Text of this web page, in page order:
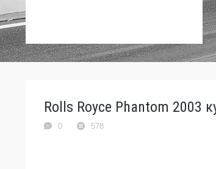
Rolls Royce Phantom 2003
0 578